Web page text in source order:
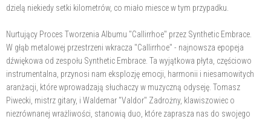
dzielą niekiedy setki kilometrów, co miało miesce w tym przypadku.
Nurtujący Proces Tworzenia Albumu "Callirrhoe" przez Synthetic Embrace.
W głąb metalowej przestrzeni wkracza "Callirrhoe" - najnowsza epopeja
dźwiękowa od zespołu Synthetic Embrace. Ta wyjątkowa płyta, częściowo
instrumentalna, przynosi nam eksplozję emocji, harmonii i niesamowitych
aranżacji, które wprowadzają słuchaczy w muzyczną odyseję. Tomasz
Piwecki, mistrz gitary, i Waldemar "Valdor" Zadrożny, klawiszowiec o
niezrównanej wrażliwości, stanowią duo, które zaprasza nas do swojego